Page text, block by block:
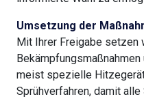
Umsetzung der
Mit Ihrer Freigabe setzen
meist spezielle
Sprühverfahren, damit